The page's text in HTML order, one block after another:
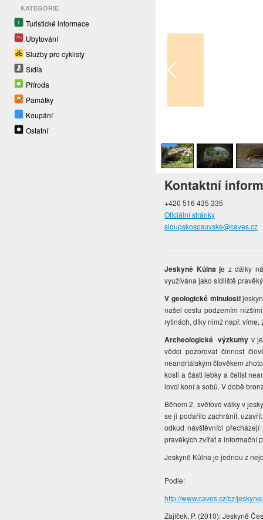
KATEGORIE
Turistické informace
Ubytování
Služby pro cyklisty
Sídla
Příroda
Památky
Koupání
Ostatní
Kontaktní
+420 516 435 335
Oficiální stránky
sloupskososuvske@caves.cz
Jeskyně Kůlna je z dálky
využívána jako sídliště
V geologické minulosti
našel cestu podzemím
rytinách, díky nimž např.
Archeologické výzkumy v
vědci pozorovat činnost
neandrtálským člověkem
kosti a části lebky a čelist
lovci koní a sobů. V době
Během 2. světové války v
se ji podařilo zachránit,
odkud návštěvníci
pravěkých zvířat a informační
Jeskyně Kůlna je jednou z
Podle:
http://www.caves.cz/cz/
Zajíček, P. (2010): Jeskyně